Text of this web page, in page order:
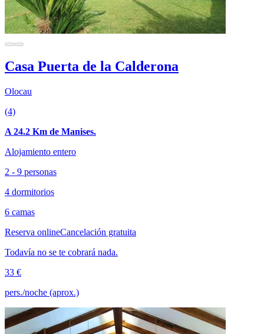
Casa Puerta de la Calderona
Olocau
(4)
A 24.2 Km de Manises.
Alojamiento entero
2 - 9 personas
4 dormitorios
6 camas
Reserva onlineCancelación gratuita
Todavía no se te cobrará nada.
33 €
pers./noche (aprox.)